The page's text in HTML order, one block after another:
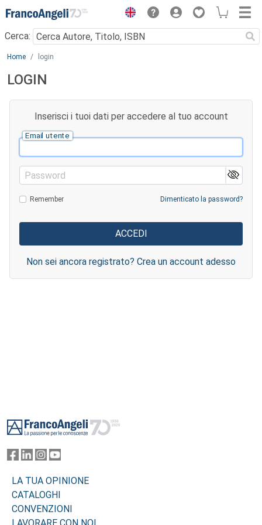
Menu
Cerca:
Main content
Home login
LOGIN
Inserisci i tuoi dati per accedere al tuo account
Email utente
Password
Remember Dimenticato la password?
Non sei ancora registrato? Crea un account adesso
LA TUA OPINIONE
CATALOGHI
CONVENZIONI